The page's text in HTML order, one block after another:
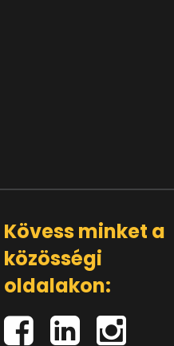
Kövess minket a
közösségi
oldalakon: